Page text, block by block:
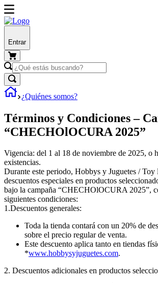
Entrar
¿Quiénes somos?
Términos y Condiciones –
“CHECHOlOCURA 2025”
Vigencia: del 1 al 18 de noviembre de 2025, o
existencias.
Durante este periodo, Hobbys y Juguetes / Toy
descuentos especiales en productos
bajo la campaña “CHECHOlOCURA 2025”,
siguientes condiciones:
1.Descuentos generales:
Toda la tienda contará con un 20% de
sobre el precio regular de venta.
Este descuento aplica tanto en tiendas
*www.hobbysyjuguetes.com.
2. Descuentos adicionales en productos